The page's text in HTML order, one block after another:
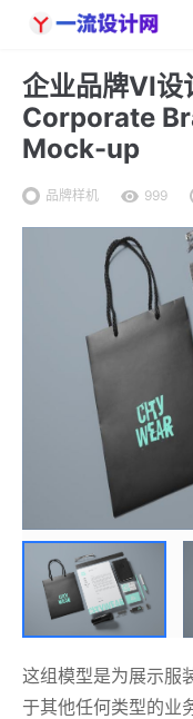
企业品牌VI设
Corporate
Mock-up
品牌样机 999
这组模型是为展示服
于其他任何类型的业